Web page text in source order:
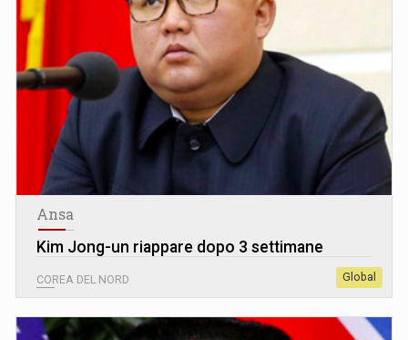
Ansa
Kim Jong-un riappare dopo 3 settimane
COREA DEL NORD Global